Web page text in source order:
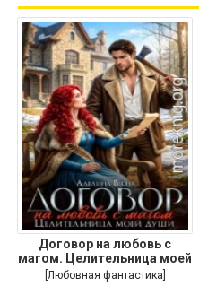
Договор на любовь с
магом. Целительница моей
души
[Любовная фантастика]